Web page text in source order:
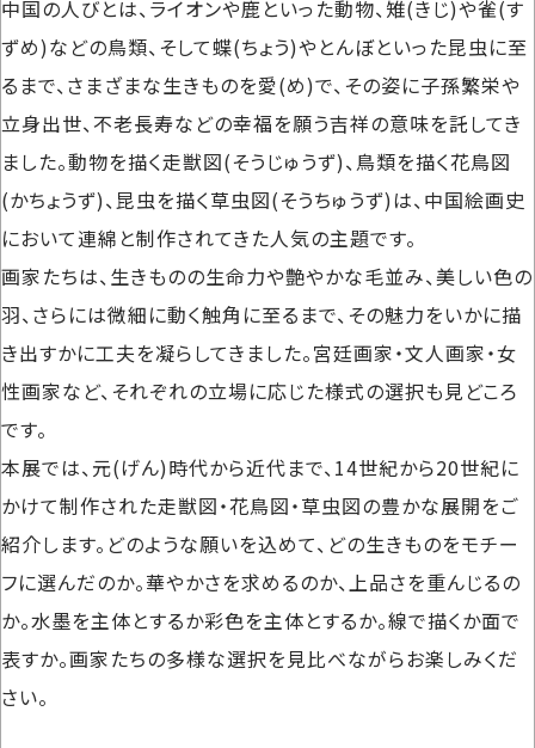
中国の人びとは、ライオンや鹿といった動物、雉(きじ)や雀(す
ずめ)などの鳥類、そして蝶(ちょう)やとんぼといった昆虫に至
るまで、さまざまな生きものを愛(め)で、その姿に子孫繁栄や
立身出世、不老長寿などの幸福を願う吉祥の意味を託してき
ました。動物を描く走獣図(そうじゅうず)、鳥類を描く花鳥図
(かちょうず)、昆虫を描く草虫図(そうちゅうず)は、中国絵画史
において連綿と制作されてきた人気の主題です。
画家たちは、生きものの生命力や艶やかな毛並み、美しい色の
羽、さらには微細に動く触角に至るまで、その魅力をいかに描
き出すかに工夫を凝らしてきました。宮廷画家・文人画家・女
性画家など、それぞれの立場に応じた様式の選択も見どころ
です。
本展では、元(げん)時代から近代まで、14世紀から20世紀に
かけて制作された走獣図・花鳥図・草虫図の豊かな展開をご
紹介します。どのような願いを込めて、どの生きものをモチー
フに選んだのか。華やかさを求めるのか、上品さを重んじるの
か。水墨を主体とするか彩色を主体とするか。線で描くか面で
表すか。画家たちの多様な選択を見比べながらお楽しみくだ
さい。